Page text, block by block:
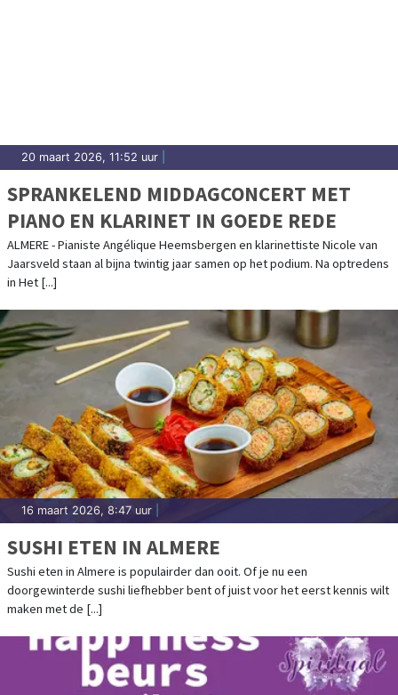
20 maart 2026, 11:52 uur
SPRANKELEND MIDDAGCONCERT MET
PIANO EN KLARINET IN GOEDE REDE
ALMERE - Pianiste Angélique Heemsbergen en klarinettiste Nicole van
Jaarsveld staan al bijna twintig jaar samen op het podium. Na optredens
in Het [...]
16 maart 2026, 8:47 uur
SUSHI ETEN IN ALMERE
Sushi eten in Almere is populairder dan ooit. Of je nu een
doorgewinterde sushi liefhebber bent of juist voor het eerst kennis wilt
maken met de [...]